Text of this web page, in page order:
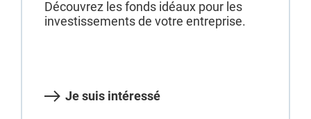
Découvrez les fonds idéaux pour les
investissements de votre entreprise.
Je suis intéressé